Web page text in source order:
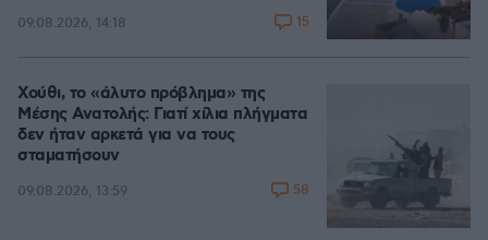
09.08.2026, 14:18 15
Χούθι, το «άλυτο πρόβλημα» της
Μέσης Ανατολής: Γιατί χίλια πλήγματα
δεν ήταν αρκετά για να τους
σταματήσουν
09.08.2026, 13:59 58